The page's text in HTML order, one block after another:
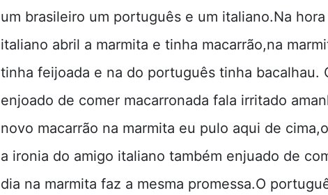
um brasileiro um português e um italiano.Na
italiano abril a marmita e tinha macarrão,na
tinha feijoada e na do português tinha bacalhau.
enjoado de comer macarronada fala irritado
novo macarrão na marmita eu pulo aqui de
a ironia do amigo italiano também enjuado de
dia na marmita faz a mesma promessa.O